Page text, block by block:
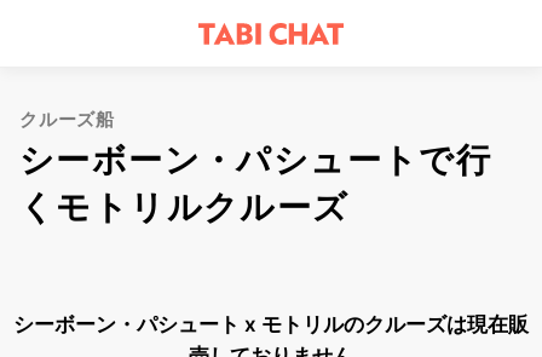
クルーズ船
シーボーン・パシュートで行
くモトリルクルーズ
シーボーン・パシュート x モトリルのクルーズは現在販